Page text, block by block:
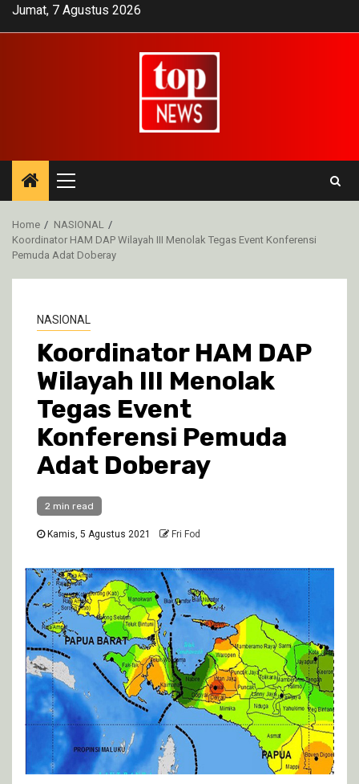
SkipJumat, 7 Agustus 2026
Primary
Menu
Home
NASIONAL
Koordinator HAM DAP Wilayah III Menolak Tegas Event Konferensi
Pemuda Adat Doberay
NASIONAL
Koordinator HAM DAP
Wilayah III Menolak
Tegas Event
Konferensi Pemuda
Adat Doberay
2 min read
Kamis, 5 Agustus 2021 Fri Fod